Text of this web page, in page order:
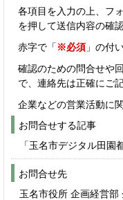
各項目を入力の上、フ
を押して送信内容の確
赤字で「 ※必須 」の付
確認のための問合せや
で、連絡先は正確にご
企業などの営業活動に
お問合せする記事
「玉名市デジタル田園
お問合せ先
玉名市役所 企画経営部